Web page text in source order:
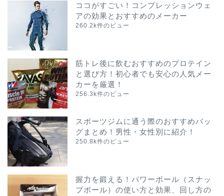
ココがすごい！コンプレッションウェ
アの効果とおすすめのメーカー
260.2k件のビュー
筋トレ後に飲むおすすめのプロテイン
と選び方！初心者でも安心の人気メー
カーを厳選！
256.3k件のビュー
スポーツジムに通う際のおすすめバッ
グまとめ！男性・女性別に紹介！
250.8k件のビュー
握力を鍛える！パワーボール（スナッ
プボール）の使い方と効果、回し方の